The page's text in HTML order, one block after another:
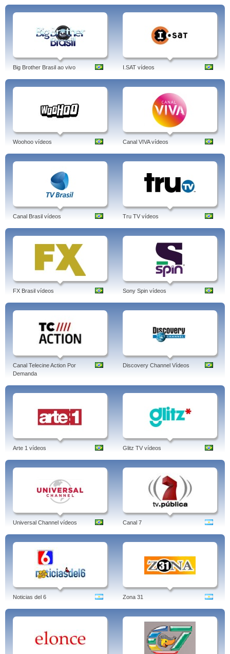
Big Brother Brasil ao vivo I.SAT vídeos
Woohoo vídeos Canal VIVA vídeos
Canal Brasil vídeos Tru TV vídeos
FX Brasil vídeos Sony Spin vídeos
Canal Telecine Action Por
Demanda
Discovery Channel Vídeos
Arte 1 vídeos Glitz TV vídeos
Universal Channel vídeos Canal 7
Noticias del 6 Zona 31